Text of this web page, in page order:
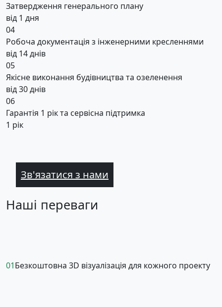
Затвердження генерального плану
від 1 дня
04
Робоча документація з інженерними кресленнями
від 14 днів
05
Якісне виконання будівництва та озеленення
від 30 днів
06
Гарантія 1 рік та сервісна підтримка
1 рік
Зв'язатися з нами
Наші переваги
01Безкоштовна 3D візуалізація для кожного проекту